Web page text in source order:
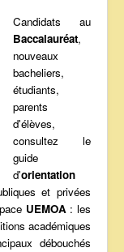
Candidats au
Baccalauréat,
nouveaux
bacheliers,
étudiants,
parents
d'élèves,
consultez le
guide
d'orientation
et privées
UEMOA: les
académiques
débouchés